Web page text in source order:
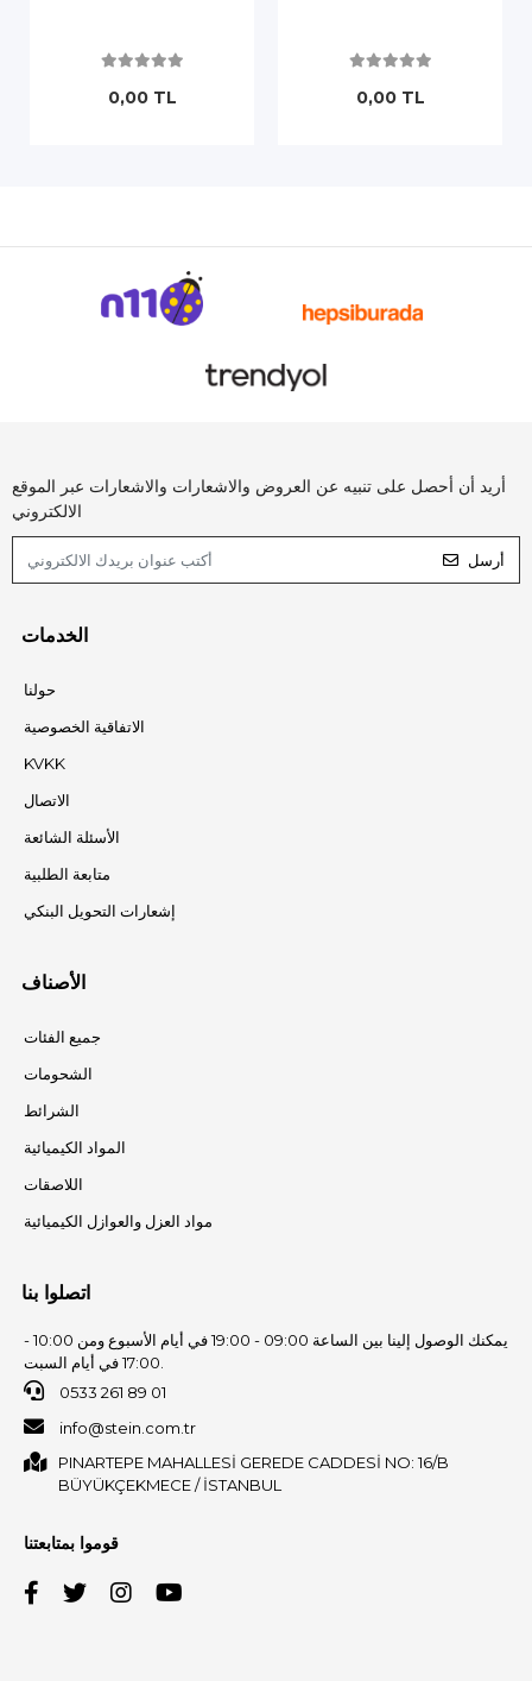
0,00 TL 0,00 TL
أريد أن أحصل على تنبيه عن العروض والاشعارات والاشعارات عبر الموقع
الالكتروني
أرسل
الخدمات
حولنا
الاتفاقية الخصوصية
KVKK
الاتصال
الأسئلة الشائعة
متابعة الطلبية
إشعارات التحويل البنكي
الأصناف
جميع الفئات
الشحومات
الشرائط
المواد الكيميائية
اللاصقات
مواد العزل والعوازل الكيميائية
اتصلوا بنا
يمكنك الوصول إلينا بين الساعة 09:00 - 19:00 في أيام الأسبوع ومن 10:00 -
0533 261 89 01
info@stein.com.tr
PINARTEPE MAHALLESİ GEREDE CADDESİ NO: 16/B
BÜYÜKÇEKMECE / İSTANBUL
قوموا بمتابعتنا